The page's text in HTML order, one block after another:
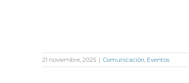
21 noviembre, 2025 | Comunicación, Eventos